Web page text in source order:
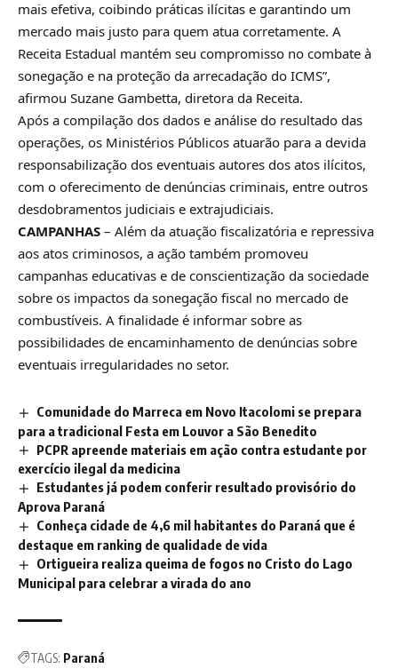
mais efetiva, coibindo práticas ilícitas e garantindo um
mercado mais justo para quem atua corretamente. A
Receita Estadual mantém seu compromisso no combate à
sonegação e na proteção da arrecadação do ICMS”,
afirmou Suzane Gambetta, diretora da Receita.
Após a compilação dos dados e análise do resultado das
operações, os Ministérios Públicos atuarão para a devida
responsabilização dos eventuais autores dos atos ilícitos,
com o oferecimento de denúncias criminais, entre outros
desdobramentos judiciais e extrajudiciais.
CAMPANHAS – Além da atuação fiscalizatória e repressiva
aos atos criminosos, a ação também promoveu
campanhas educativas e de conscientização da sociedade
sobre os impactos da sonegação fiscal no mercado de
combustíveis. A finalidade é informar sobre as
possibilidades de encaminhamento de denúncias sobre
eventuais irregularidades no setor.
Comunidade do Marreca em Novo Itacolomi se prepara
para a tradicional Festa em Louvor a São Benedito
PCPR apreende materiais em ação contra estudante por
exercício ilegal da medicina
Estudantes já podem conferir resultado provisório do
Aprova Paraná
Conheça cidade de 4,6 mil habitantes do Paraná que é
destaque em ranking de qualidade de vida
Ortigueira realiza queima de fogos no Cristo do Lago
Municipal para celebrar a virada do ano
TAGS: Paraná